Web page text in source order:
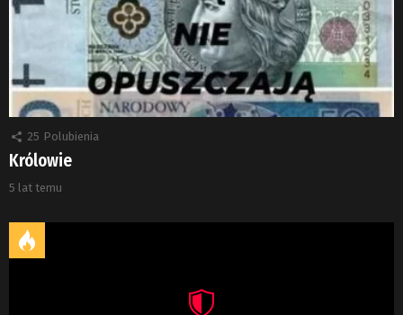
25 Polubienia
Królowie
5 lat temu